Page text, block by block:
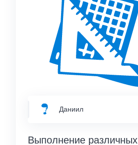
Даниил
Выполнение различных